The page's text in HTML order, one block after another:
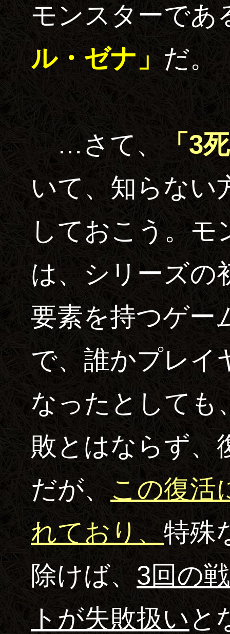
モンスターであ
ル・ゼナ」 だ。
…さて、
「3
いて、知らない
しておこう。モ
は、シリーズの
要素を持つゲー
で、誰かプレイ
なったとしても
敗とはならず、
だが、この復活
れており、 特殊
除けば、 3回の
トが失敗扱いと